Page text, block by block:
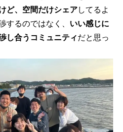
ど、空間だけシェアしてるよ
するのではなく、 いい感じに
し合うコミュニティだと思っ